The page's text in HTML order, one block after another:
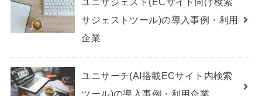
サジェストツール)の導入事例・利用
企業
ユニサーチ(AI搭載ECサイト内検索
ツール)の導入事例・利用企業